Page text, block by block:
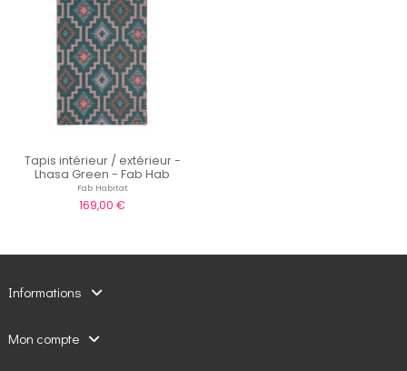
Tapis intérieur / extérieur -
Lhasa Green - Fab Hab
Fab Habitat
169,00 €
Informations
Mon compte